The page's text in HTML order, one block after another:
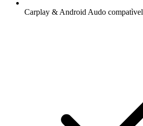
Carplay & Android Audo compatìvel